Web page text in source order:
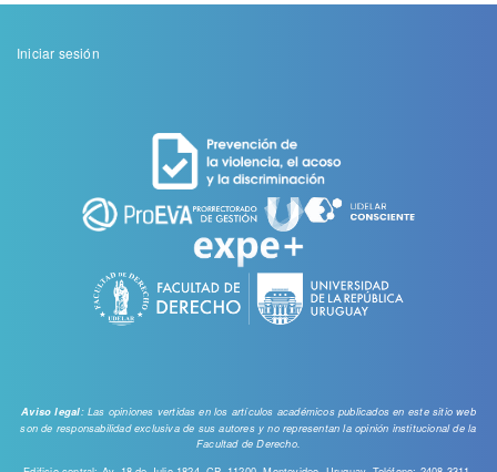
Menu
Iniciar sesión
Aviso legal: Las opiniones vertidas en los artículos académicos publicados en este sitio web
son de responsabilidad exclusiva de sus autores y no representan la opinión institucional de la
Facultad de Derecho.